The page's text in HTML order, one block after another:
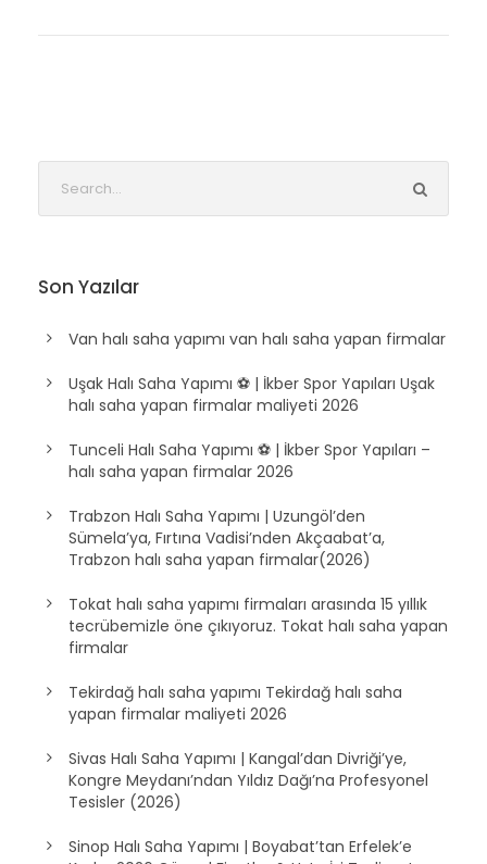
Son Yazılar
Van halı saha yapımı van halı saha yapan firmalar
Uşak Halı Saha Yapımı ⚽ | İkber Spor Yapıları Uşak
halı saha yapan firmalar maliyeti 2026
Tunceli Halı Saha Yapımı ⚽ | İkber Spor Yapıları –
halı saha yapan firmalar 2026
Trabzon Halı Saha Yapımı | Uzungöl’den
Sümela’ya, Fırtına Vadisi’nden Akçaabat’a,
Trabzon halı saha yapan firmalar(2026)
Tokat halı saha yapımı firmaları arasında 15 yıllık
tecrübemizle öne çıkıyoruz. Tokat halı saha yapan
firmalar
Tekirdağ halı saha yapımı Tekirdağ halı saha
yapan firmalar maliyeti 2026
Sivas Halı Saha Yapımı | Kangal’dan Divriği’ye,
Kongre Meydanı’ndan Yıldız Dağı’na Profesyonel
Tesisler (2026)
Sinop Halı Saha Yapımı | Boyabat’tan Erfelek’e